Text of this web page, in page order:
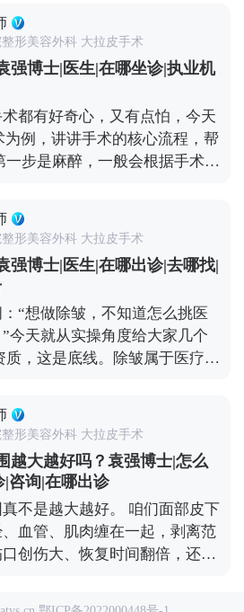
能深层提拉筋膜和肌肉，从根
久。 另外提醒大家，
健康饮食和适度运动，能延缓
松弛没有统一答案，关键是先
再在专业医生指导下选适合自
关于MCR复合提升术的问
台（公众号、百家号、小红
解。
，这才是皱纹、脸垮的根源。
MCR复合提升术来说，就是通
皮肤和深层组织分离开，然后
行提拉、复位、收紧，再把多
合，这样就能从根源上恢复面
的人——比如眼角下垂、苹果肌
颌线模糊，而且用线雕、射频
，不能让你一下子年轻20岁，
前的状态，而且效果比较持
伤和风险的，想做的话一定要
医生制定方案。 想知道更多关
题，可以去官方媒体平台（公
）预约面诊，详细了解。
形美容外科 大拉皮手术
强博士|医生|在哪坐诊|执业机
都有好奇心，又有点怕，今天
为例，讲讲手术的核心流程，帮
一步是麻醉，一般会根据手术范
口，这步很
痕隐蔽性。术中我通常会把切
或耳后这些不显眼的地方，尽
了。 第三步是剥离与
。我一般会沿着切口，小心翼
膜、肌肉分离开，然后把松弛
、复位收紧，从根源上解决松
能。 整个手术大概需要4-6小
术后需要休息1-2周，按医嘱
拉皮是精细外科手术，一定要
的医生。 想知道更多关于
，可以去官方媒体平台（公众
预约面诊，详细了解。
形美容外科 大拉皮手术
强博士|医生|在哪出诊|去哪找|
“想做除皱，不知道怎么挑医
今天就从实操角度给大家几个
家可以去卫健委官网查医生的
业范围和所在机构是否正规，
沟通力。除
还要贴合你的面部轮廓和年龄
听你的需求，再结合你的肤
不是上来就推荐贵的项目。如
沟通，只催着你手术，一定要
看看其他求美者的真实评价，
形美容外科 大拉皮手术
越大越好吗？袁强博士|怎么
|咨询|在哪出诊
不是越大越好。 咱们面部皮下
血管、肌肉缠在一起，剥离范
创伤大、恢复时间翻倍，还可